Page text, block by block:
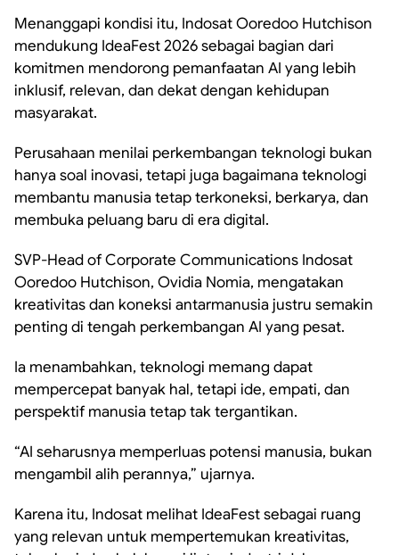
Menanggapi kondisi itu, Indosat Ooredoo Hutchison
mendukung IdeaFest 2026 sebagai bagian dari
komitmen mendorong pemanfaatan AI yang lebih
inklusif, relevan, dan dekat dengan kehidupan
masyarakat.
Perusahaan menilai perkembangan teknologi bukan
hanya soal inovasi, tetapi juga bagaimana teknologi
membantu manusia tetap terkoneksi, berkarya, dan
membuka peluang baru di era digital.
SVP-Head of Corporate Communications Indosat
Ooredoo Hutchison, Ovidia Nomia, mengatakan
kreativitas dan koneksi antarmanusia justru semakin
penting di tengah perkembangan AI yang pesat.
Ia menambahkan, teknologi memang dapat
mempercepat banyak hal, tetapi ide, empati, dan
perspektif manusia tetap tak tergantikan.
“AI seharusnya memperluas potensi manusia, bukan
mengambil alih perannya,” ujarnya.
Karena itu, Indosat melihat IdeaFest sebagai ruang
yang relevan untuk mempertemukan kreativitas,